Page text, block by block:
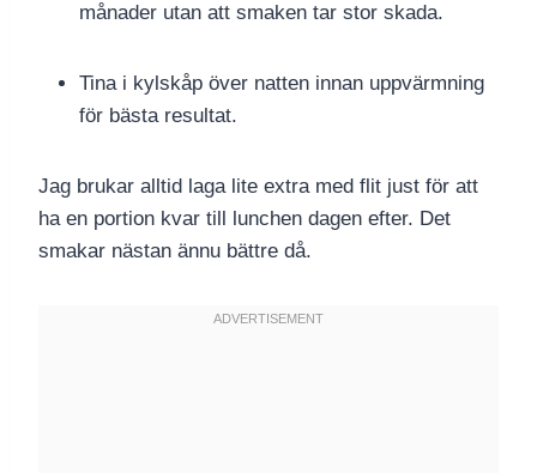
månader utan att smaken tar stor skada.
Tina i kylskåp över natten innan uppvärmning
för bästa resultat.
Jag brukar alltid laga lite extra med flit just för att
ha en portion kvar till lunchen dagen efter. Det
smakar nästan ännu bättre då.